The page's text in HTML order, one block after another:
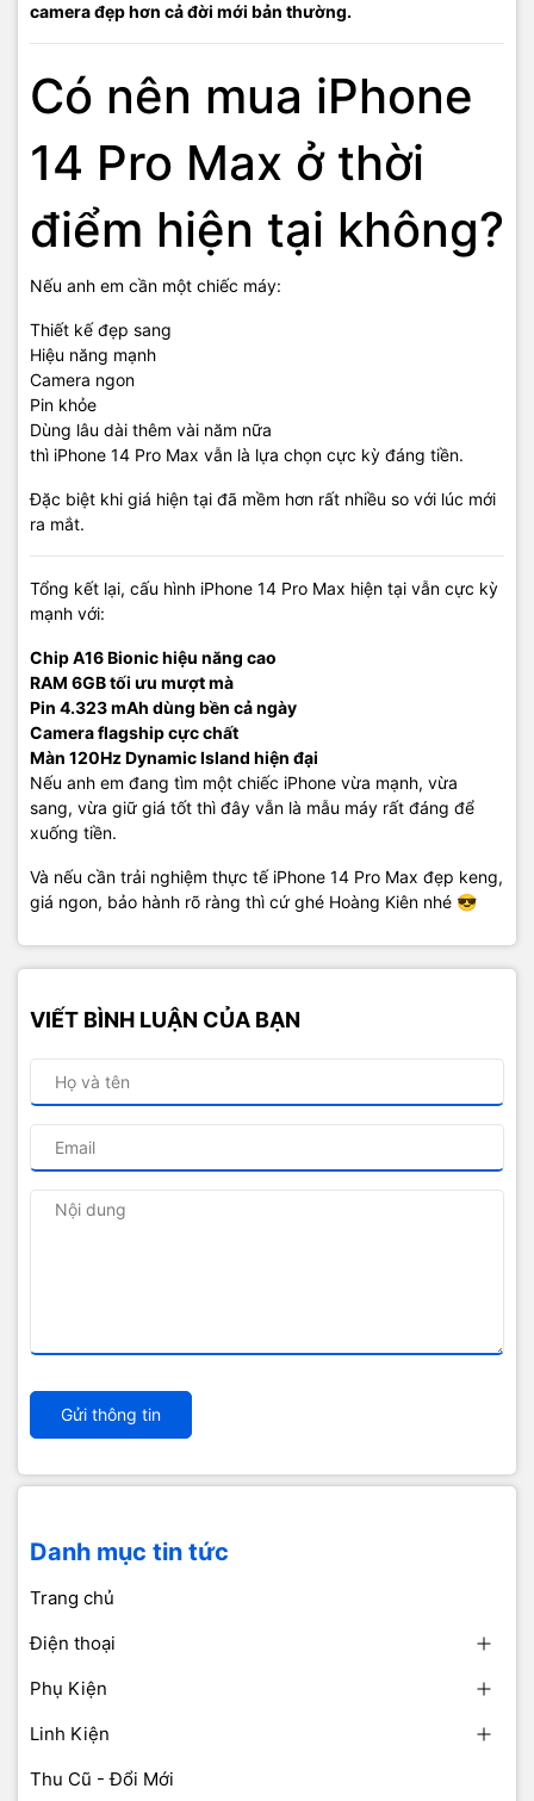
camera đẹp hơn cả đời mới bản thường.
Có nên mua iPhone
14 Pro Max ở thời
điểm hiện tại không?
Nếu anh em cần một chiếc máy:
Thiết kế đẹp sang
Hiệu năng mạnh
Camera ngon
Pin khỏe
Dùng lâu dài thêm vài năm nữa
thì iPhone 14 Pro Max vẫn là lựa chọn cực kỳ đáng tiền.
Đặc biệt khi giá hiện tại đã mềm hơn rất nhiều so với lúc mới
ra mắt.
Tổng kết lại, cấu hình iPhone 14 Pro Max hiện tại vẫn cực kỳ
mạnh với:
Chip A16 Bionic hiệu năng cao
RAM 6GB tối ưu mượt mà
Pin 4.323 mAh dùng bền cả ngày
Camera flagship cực chất
Màn 120Hz Dynamic Island hiện đại
Nếu anh em đang tìm một chiếc iPhone vừa mạnh, vừa
sang, vừa giữ giá tốt thì đây vẫn là mẫu máy rất đáng để
xuống tiền.
Và nếu cần trải nghiệm thực tế iPhone 14 Pro Max đẹp keng,
giá ngon, bảo hành rõ ràng thì cứ ghé Hoàng Kiên nhé 😎
VIẾT BÌNH LUẬN CỦA BẠN
Gửi thông tin
Danh mục tin tức
Trang chủ
Điện thoại
Phụ Kiện
Linh Kiện
Thu Cũ - Đổi Mới